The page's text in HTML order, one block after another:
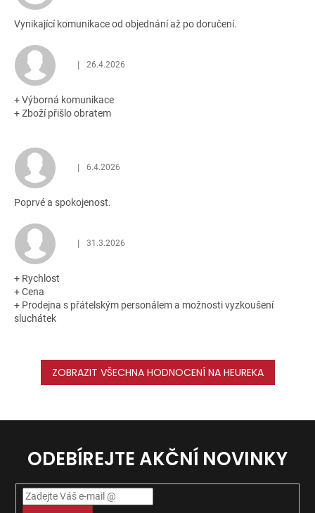
4,9
Vynikající komunikace od objednání až po doručení.
Hodnocení obchodu je 5 z 5 hvězdiček.
| 26.4.2026
+ Výborná komunikace
+ Zboží přišlo obratem
Hodnocení obchodu je 5 z 5 hvězdiček.
| 6.4.2026
Poprvé a spokojenost.
Hodnocení obchodu je 5 z 5 hvězdiček.
| 31.3.2026
+ Rychlost
+ Cena
+ Prodejna s přátelským personálem a možnosti vyzkoušení
sluchátek
ZOBRAZIT VŠECHNA HODNOCENÍ NA HEUREKA
ODEBÍREJTE AKČNÍ NOVINKY